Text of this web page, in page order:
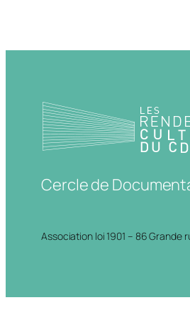
Cercle de
Association loi 1901 – 86 Grande